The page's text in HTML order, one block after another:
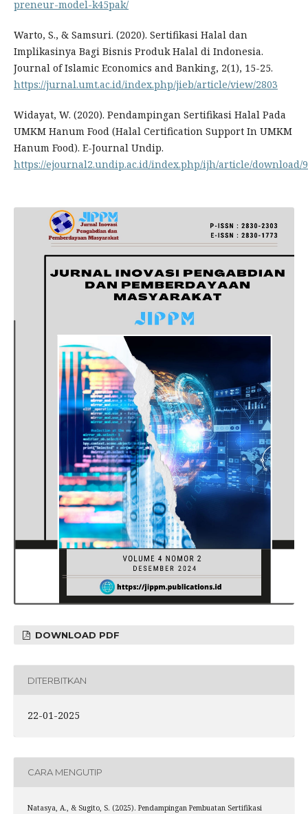
preneur-model-k45pak/
Warto, S., & Samsuri. (2020). Sertifikasi Halal dan
Implikasinya Bagi Bisnis Produk Halal di Indonesia.
Journal of Islamic Economics and Banking, 2(1), 15-25.
https://jurnal.umt.ac.id/index.php/jieb/article/view/2803
Widayat, W. (2020). Pendampingan Sertifikasi Halal Pada
UMKM Hanum Food (Halal Certification Support In UMKM
Hanum Food). E-Journal Undip.
https://ejournal2.undip.ac.id/index.php/ijh/article/download/
DOWNLOAD PDF
DITERBITKAN
22-01-2025
CARA MENGUTIP
Natasya, A., & Sugito, S. (2025). Pendampingan Pembuatan Sertifikasi